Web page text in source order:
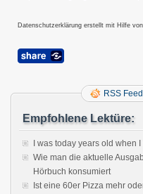
Datenschutzerklärung erstellt mit Hilfe
RSS Feed
Empfohlene Lektüre:
I was today years old when
Wie man die aktuelle
Hörbuch konsumiert
Ist eine 60er Pizza mehr